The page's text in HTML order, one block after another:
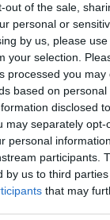
out of the sale,
personal or
by us, please
your selection.
processed you may
based on
disclosed
may separately
personal
participants.
by us to third
that may
okna